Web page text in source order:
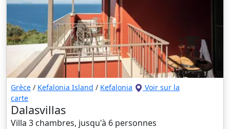
Grèce / Kefalonia Island / Kefalonia
Voir sur la
carte
Dalasvillas
Villa 3 chambres, jusqu'à 6 personnes